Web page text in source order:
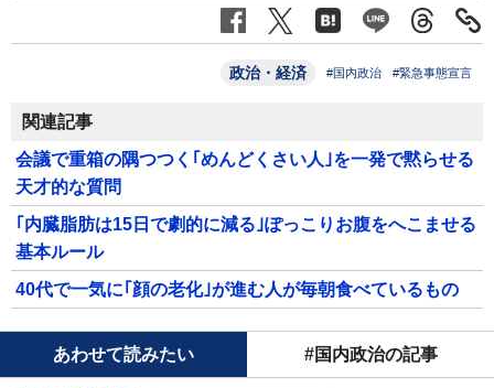
政治・経済 #国内政治 #緊急事態宣言
関連記事
会議で重箱の隅つつく｢めんどくさい人｣を一発で黙らせる
天才的な質問
｢内臓脂肪は15日で劇的に減る｣ぽっこりお腹をへこませる
基本ルール
40代で一気に｢顔の老化｣が進む人が毎朝食べているもの
あわせて読みたい #国内政治の記事